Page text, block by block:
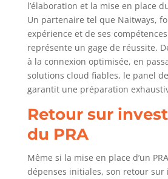
l’élaboration et la mise en place
Un partenaire tel que Naitways,
expérience et de ses
représente un gage de réussite.
à la connexion optimisée, en
solutions cloud fiables, le panel
garantit une préparation
Retour sur
du PRA
Même si la mise en place d’un
dépenses initiales, son retour sur